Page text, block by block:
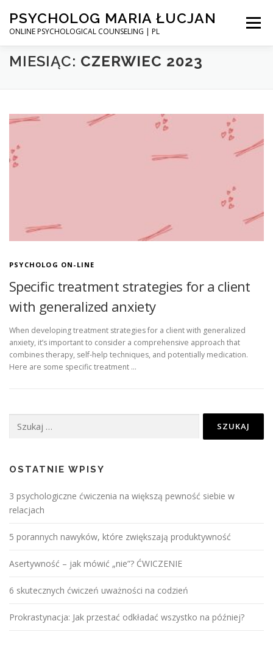
treści
PSYCHOLOG MARIA ŁUCJAN
ONLINE PSYCHOLOGICAL COUNSELING | PL
Menu
STRONA GŁÓWNA UMÓW WIZYTĘ
PEWNOŚĆ SIEBIE – KURS ONLINE BLOG
MIESIĄC: CZERWIEC 2023
PSYCHOLOG ON-LINE
Specific treatment strategies for a client
with generalized anxiety
When developing treatment strategies for a client with generalized
anxiety, it’s important to consider a comprehensive approach that
combines therapy, self-help techniques, and potentially medication.
Here are some specific treatment …
OSTATNIE WPISY
3 psychologiczne ćwiczenia na większą pewność siebie w
relacjach
5 porannych nawyków, które zwiększają produktywność
Asertywność – jak mówić „nie”? ĆWICZENIE
6 skutecznych ćwiczeń uważności na codzień
Prokrastynacja: Jak przestać odkładać wszystko na później?